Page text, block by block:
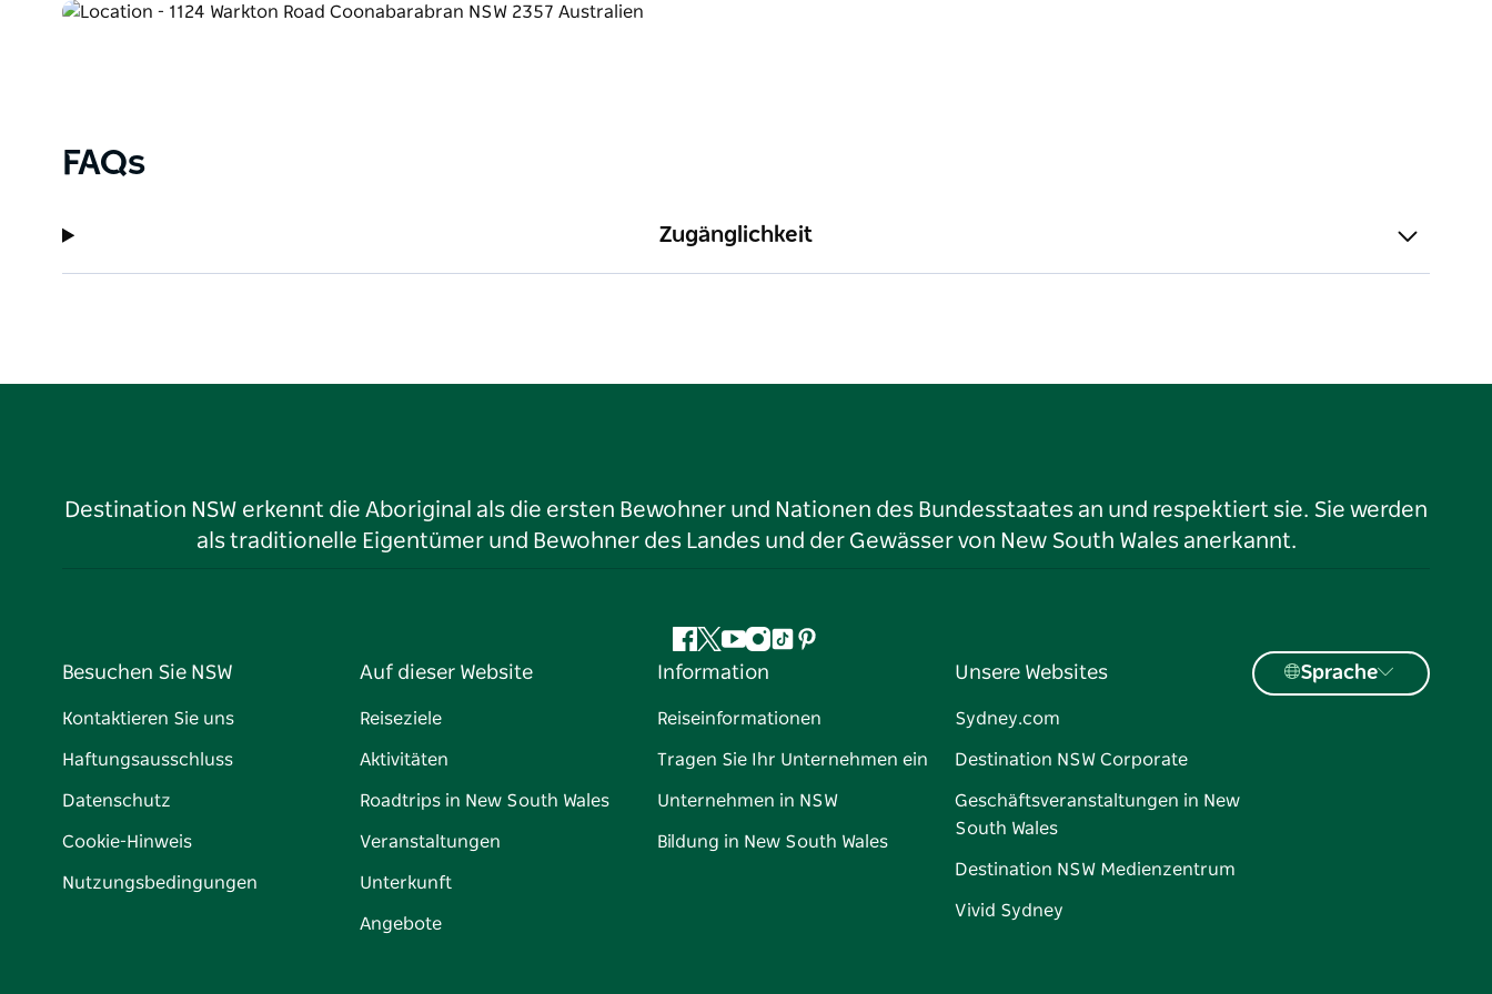
FAQs
Zugänglichkeit
Destination NSW erkennt die Aboriginal als die ersten Bewohner und Nationen des Bundesstaates an und respektiert sie. Sie werden
als traditionelle Eigentümer und Bewohner des Landes und der Gewässer von New South Wales anerkannt.
Facebook
Twitter
YouTube
Instagram
TikTokPinterest
Besuchen Sie NSW
Kontaktieren Sie uns
Haftungsausschluss
Datenschutz
Cookie-Hinweis
Nutzungsbedingungen
Auf dieser Website
Reiseziele
Aktivitäten
Roadtrips in New South Wales
Veranstaltungen
Unterkunft
Angebote
Information
Reiseinformationen
Tragen Sie Ihr Unternehmen ein
Unternehmen in NSW
Bildung in New South Wales
Unsere Websites
Sydney.com
Destination NSW Corporate
Geschäftsveranstaltungen in New
South Wales
Destination NSW Medienzentrum
Vivid Sydney
Sprache